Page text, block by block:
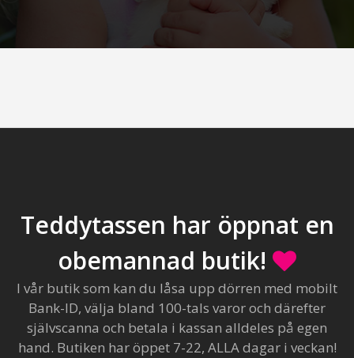
Teddytassen har öppnat en
obemannad butik!
I vår butik som kan du låsa upp dörren med mobilt
Bank-ID, välja bland 100-tals varor och därefter
självscanna och betala i kassan alldeles på egen
hand. Butiken har öppet 7-22, ALLA dagar i veckan!